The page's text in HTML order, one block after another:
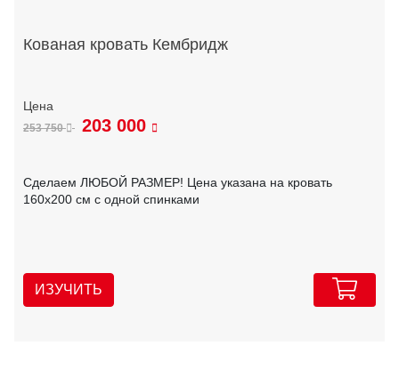
Кованая кровать Кембридж
253 750 203 000
Сделаем ЛЮБОЙ РАЗМЕР! Цена указана на кровать
160х200 см с одной спинками
ИЗУЧИТЬ